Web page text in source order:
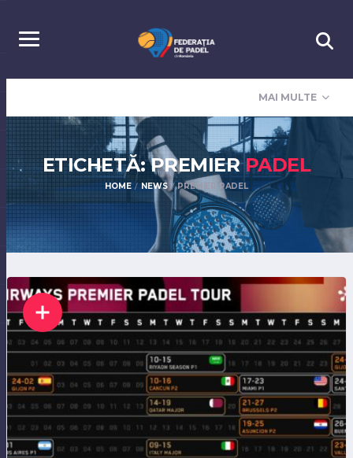
MAI MULTE
ETICHETĂ: PREMIERPADEL
HOME NEWS PREMIER PADEL